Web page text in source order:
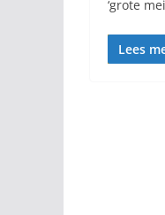
‘grote
Lees